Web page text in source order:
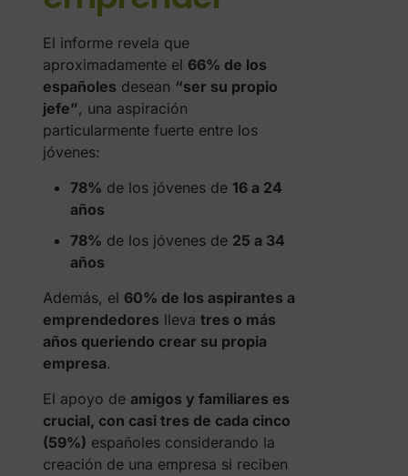
El informe revela que
aproximadamente el 66% de los
españoles desean “ser su propio
jefe”, una aspiración
particularmente fuerte entre los
jóvenes:
78% de los jóvenes de 16 a 24
años
78% de los jóvenes de 25 a 34
años
Además, el 60% de los aspirantes a
emprendedores lleva tres o más
años queriendo crear su propia
empresa.
El apoyo de amigos y familiares es
crucial, con casi tres de cada cinco
(59%) españoles considerando la
creación de una empresa si reciben